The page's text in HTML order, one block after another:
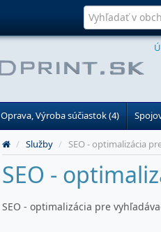
Oprava, Výroba súčiastok (4)
/ Služby / SEO - optimalizácia
SEO -
SEO - optimalizácia pre